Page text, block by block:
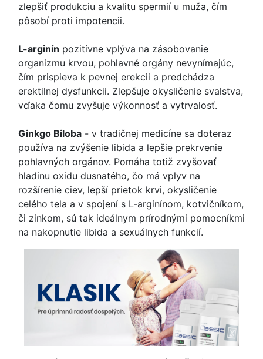
zlepšiť produkciu a kvalitu spermií u muža, čím
pôsobí proti impotencii.
L-arginín pozitívne vplýva na zásobovanie
organizmu krvou, pohlavné orgány nevynímajúc,
čím prispieva k pevnej erekcii a predchádza
erektilnej dysfunkcii. Zlepšuje okysličenie svalstva,
vďaka čomu zvyšuje výkonnosť a vytrvalosť.
Ginkgo Biloba - v tradičnej medicíne sa doteraz
používa na zvýšenie libida a lepšie prekrvenie
pohlavných orgánov. Pomáha totiž zvyšovať
hladinu oxidu dusnatého, čo má vplyv na
rozšírenie ciev, lepší prietok krvi, okysličenie
celého tela a v spojení s L-arginínom, kotvičníkom,
či zinkom, sú tak ideálnym prírodnými pomocníkmi
na nakopnutie libida a sexuálnych funkcií.